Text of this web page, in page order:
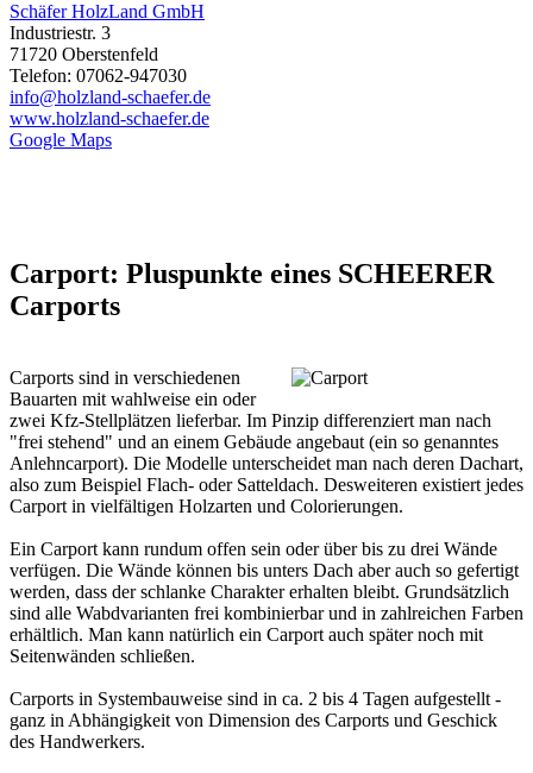
Schäfer HolzLand GmbH
Industriestr. 3
71720 Oberstenfeld
Telefon: 07062-947030
info@holzland-schaefer.de
www.holzland-schaefer.de
Google Maps
Carport: Pluspunkte eines SCHEERER
Carports
Carports sind in verschiedenen
Bauarten mit wahlweise ein oder
zwei Kfz-Stellplätzen lieferbar. Im Pinzip differenziert man nach
"frei stehend" und an einem Gebäude angebaut (ein so genanntes
Anlehncarport). Die Modelle unterscheidet man nach deren Dachart,
also zum Beispiel Flach- oder Satteldach. Desweiteren existiert jedes
Carport in vielfältigen Holzarten und Colorierungen.
Ein Carport kann rundum offen sein oder über bis zu drei Wände
verfügen. Die Wände können bis unters Dach aber auch so gefertigt
werden, dass der schlanke Charakter erhalten bleibt. Grundsätzlich
sind alle Wabdvarianten frei kombinierbar und in zahlreichen Farben
erhältlich. Man kann natürlich ein Carport auch später noch mit
Seitenwänden schließen.
Carports in Systembauweise sind in ca. 2 bis 4 Tagen aufgestellt -
ganz in Abhängigkeit von Dimension des Carports und Geschick
des Handwerkers.